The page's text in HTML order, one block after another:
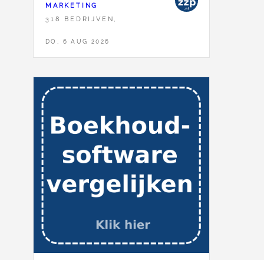
MARKETING
318 BEDRIJVEN,
DO, 6 AUG 2026